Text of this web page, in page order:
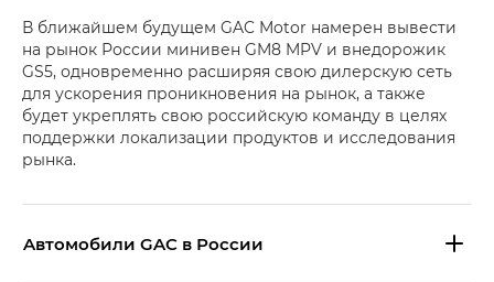
В ближайшем будущем GAC Motor намерен вывести
на рынок России минивен GM8 MPV и внедорожик
GS5, одновременно расширяя свою дилерскую сеть
для ускорения проникновения на рынок, а также
будет укреплять свою российскую команду в целях
поддержки локализации продуктов и исследования
рынка.
Aвтомобили GAC в России